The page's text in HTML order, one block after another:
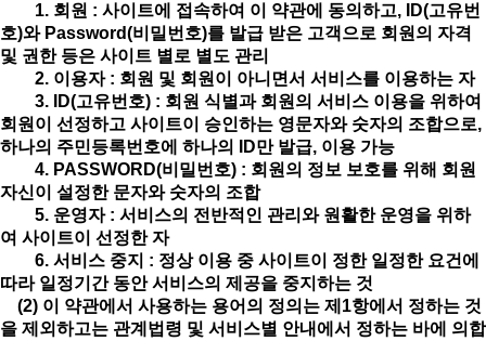
1. 회원 : 사이트에 접속하여 이 약관에 동의하고, ID(고유번
호)와 Password(비밀번호)를 발급 받은 고객으로 회원의 자격
및 권한 등은 사이트 별로 별도 관리
2. 이용자 : 회원 및 회원이 아니면서 서비스를 이용하는 자
3. ID(고유번호) : 회원 식별과 회원의 서비스 이용을 위하여
회원이 선정하고 사이트이 승인하는 영문자와 숫자의 조합으로,
하나의 주민등록번호에 하나의 ID만 발급, 이용 가능
4. PASSWORD(비밀번호) : 회원의 정보 보호를 위해 회원
자신이 설정한 문자와 숫자의 조합
5. 운영자 : 서비스의 전반적인 관리와 원활한 운영을 위하
여 사이트이 선정한 자
6. 서비스 중지 : 정상 이용 중 사이트이 정한 일정한 요건에
따라 일정기간 동안 서비스의 제공을 중지하는 것
(2) 이 약관에서 사용하는 용어의 정의는 제1항에서 정하는 것
을 제외하고는 관계법령 및 서비스별 안내에서 정하는 바에 의합